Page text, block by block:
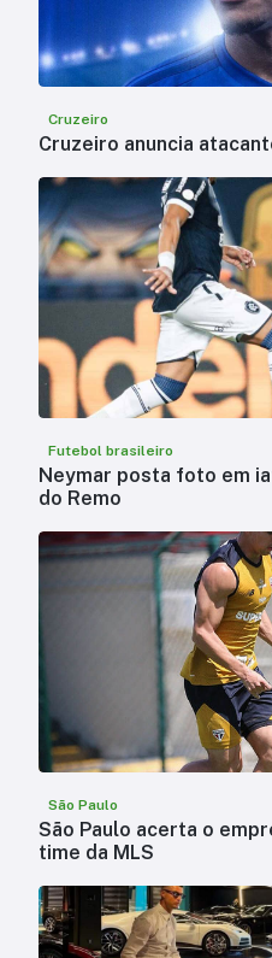
Cruzeiro
Cruzeiro anuncia
Futebol brasileiro
Neymar posta foto em
do Remo
São Paulo
São Paulo acerta o
time da MLS